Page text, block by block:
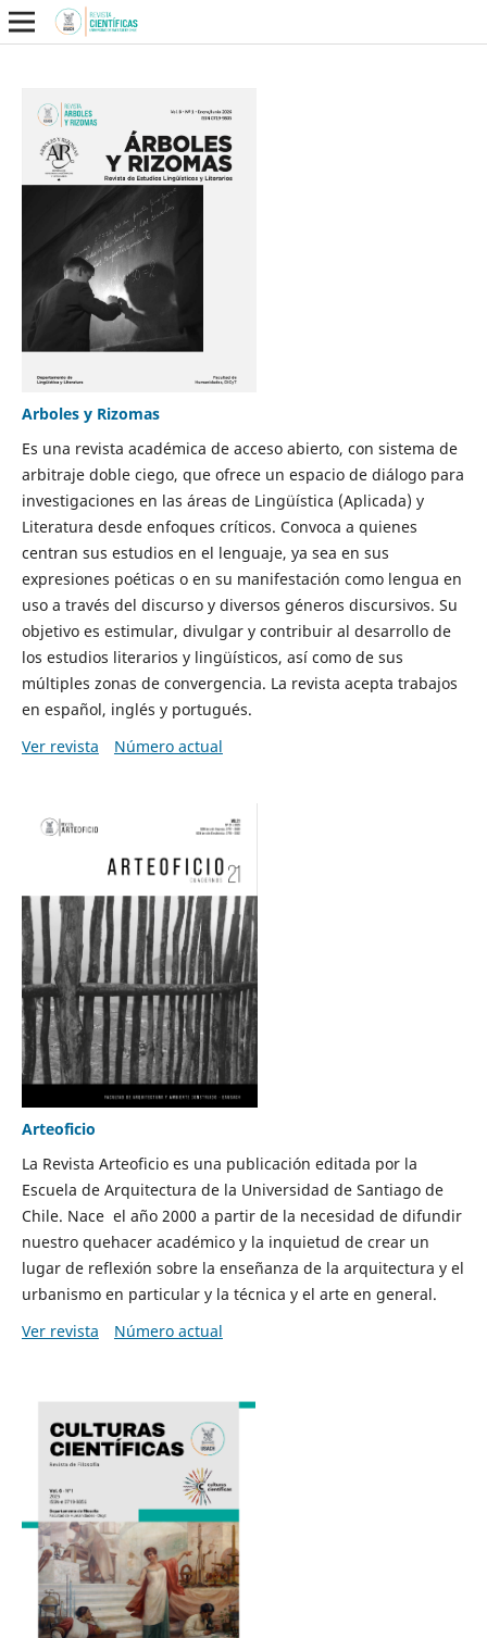
Arboles y Rizomas
Es una revista académica de acceso abierto, con sistema de
arbitraje doble ciego, que ofrece un espacio de diálogo para
investigaciones en las áreas de Lingüística (Aplicada) y
Literatura desde enfoques críticos. Convoca a quienes
centran sus estudios en el lenguaje, ya sea en sus
expresiones poéticas o en su manifestación como lengua en
uso a través del discurso y diversos géneros discursivos. Su
objetivo es estimular, divulgar y contribuir al desarrollo de
los estudios literarios y lingüísticos, así como de sus
múltiples zonas de convergencia. La revista acepta trabajos
en español, inglés y portugués.
Ver revista
Número actual
Arteoficio
La Revista Arteoficio es una publicación editada por la
Escuela de Arquitectura de la Universidad de Santiago de
Chile. Nace el año 2000 a partir de la necesidad de difundir
nuestro quehacer académico y la inquietud de crear un
lugar de reflexión sobre la enseñanza de la arquitectura y el
urbanismo en particular y la técnica y el arte en general.
Ver revista
Número actual